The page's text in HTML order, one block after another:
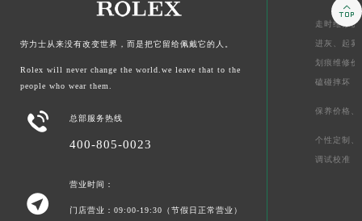
劳力士从来没有改变世界，而是把它留给佩戴它的人。
Rolex will never change the world.we leave that to the
people who wear them.
 总部服务热线
400-805-0023

营业时间：
门店营业：09:00-19:30（节假日正常营业）
走时维修价
进灰、 起雾
划痕维修价
磕碰摔坏
保养价格、
个性定制、
调试校准
